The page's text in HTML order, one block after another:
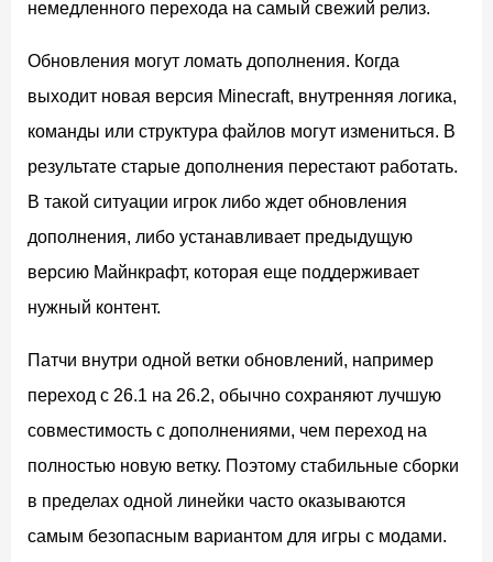
немедленного перехода на самый свежий релиз.
Обновления могут ломать дополнения. Когда
выходит новая версия Minecraft, внутренняя логика,
команды или структура файлов могут измениться. В
результате старые дополнения перестают работать.
В такой ситуации игрок либо ждет обновления
дополнения, либо устанавливает предыдущую
версию Майнкрафт, которая еще поддерживает
нужный контент.
Патчи внутри одной ветки обновлений, например
переход с 26.1 на 26.2, обычно сохраняют лучшую
совместимость с дополнениями, чем переход на
полностью новую ветку. Поэтому стабильные сборки
в пределах одной линейки часто оказываются
самым безопасным вариантом для игры с модами.